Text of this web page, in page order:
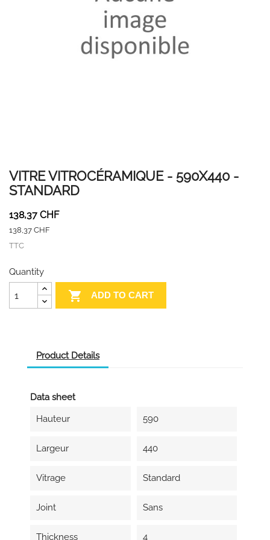
VITRE VITROCÉRAMIQUE - 590X440 -
STANDARD
138,37 CHF
138,37 CHF
TTC
Quantity
 ADD TO CART
Product Details
Data sheet
Hauteur
590
Largeur 440
Vitrage Standard
Joint Sans
Thickness 4